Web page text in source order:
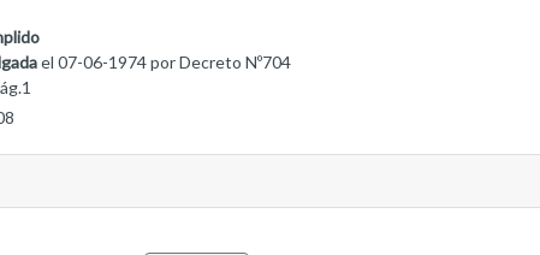
el 07-06-1974 por Decreto Nº704